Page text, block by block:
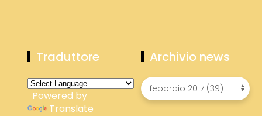
Traduttore
Powered by
Translate
Archivio news